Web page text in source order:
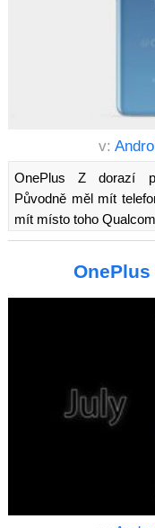
v:
OnePlus Z dorazí
Původně měl mít
mít místo toho